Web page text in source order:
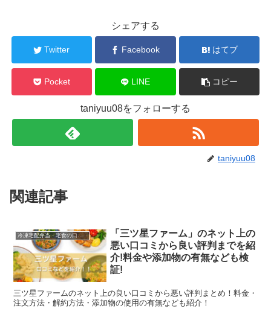
シェアする
Twitter Facebook はてブ
Pocket LINE コピー
taniyuu08をフォローする
taniyuu08
関連記事
冷凍宅配弁当・宅食の口コミなど
「三ツ星ファーム」のネット上の
悪い口コミから良い評判までを紹
介!料金や添加物の有無なども検
証!
三ツ星ファームのネット上の良い口コミから悪い評判まとめ！料金・
注文方法・解約方法・添加物の使用の有無なども紹介！